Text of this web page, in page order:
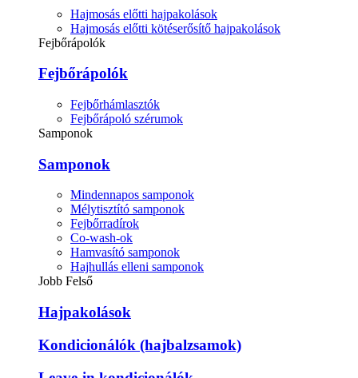
Hajmosás előtti hajpakolások
Hajmosás előtti kötéserősítő hajpakolások
Fejbőrápolók
Fejbőrápolók
Fejbőrhámlasztók
Fejbőrápoló szérumok
Samponok
Samponok
Mindennapos samponok
Mélytisztító samponok
Fejbőrradírok
Co-wash-ok
Hamvasító samponok
Hajhullás elleni samponok
Jobb Felső
Hajpakolások
Kondicionálók (hajbalzsamok)